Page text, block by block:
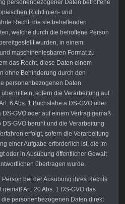
personenbezogener Daten betroffene
Richtlinien- und
Recht, die sie betreffenden
welche durch die betroffene Person
wurden, in einem
maschinenlesbaren Format zu
das Recht, diese Daten einem
ohne Behinderung durch den
personenbezogenen Daten
sofern die Verarbeitung auf
6 Abs. 1 Buchstabe a DS-GVO oder
DS-GVO oder auf einem Vertrag gemäß
DS-GVO beruht und die Verarbeitung
erfolgt, sofern die Verarbeitung
einer Aufgabe erforderlich ist, die im
oder in Ausübung öffentlicher Gewalt
übertragen wurde.
Person bei der Ausübung ihres Rechts
Art. 20 Abs. 1 DS-GVO das
die personenbezogenen Daten direkt